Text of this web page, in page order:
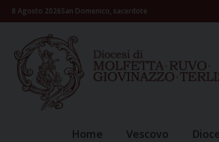
Skip8 Agosto 2026San Domenico, sacerdote
Home Vescovo